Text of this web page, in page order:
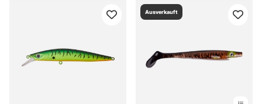
Ausverkauft